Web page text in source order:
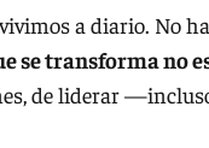
a diario. No
se transforma no
de liderar